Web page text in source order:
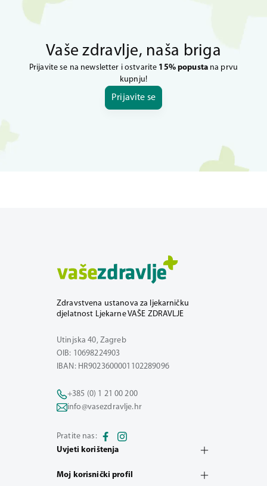
Vaše zdravlje, naša briga
Prijavite se na newsletter i ostvarite 15% popustana prvu
kupnju!
Prijavite se
Zdravstvena ustanova za ljekarničku
djelatnost Ljekarne VAŠE ZDRAVLJE
Utinjska 40, Zagreb
OIB: 10698224903
IBAN: HR9023600001102289096
+385 (0) 1 21 00 200
info@vasezdravlje.hr
Pratite nas:
Uvjeti korištenja
Moj korisnički profil